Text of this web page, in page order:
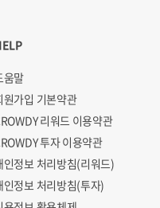
움말
원가입 기본약관
리워드 이용약관
투자 이용약관
인정보 처리방침(리워드)
인정보 처리방침(투자)